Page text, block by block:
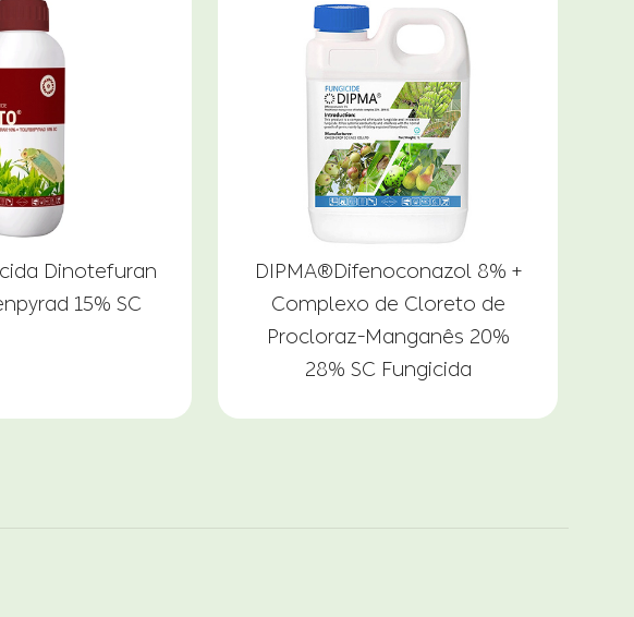
Dinotefuran
15% SC
DIPMA®Difenoconazol 8% +
Complexo de Cloreto de
Procloraz-Manganês 20%
28% SC Fungicida